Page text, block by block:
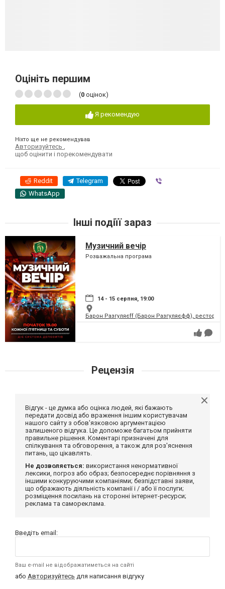
Оцініть першим
(0 оцінок)
Я рекомендую
Ніхто ще не рекомендував
Авторизуйтесь
щоб оцінити і порекомендувати
Reddit Telegram
WhatsApp
Інші подіїї зараз
Музичний вечір
Розважальна програма
14 - 15 серпня, 19:00
Барон Разгуляєff (Барон Разгуляєфф),
Рецензія
Відгук - це думка або оцінка людей, які бажають
передати досвід або враження іншим користувачам
нашого сайту з обов'язковою аргументацією
залишеного відгука. Це допоможе багатьом прийняти
правильне рішення. Коментарі призначені для
спілкування та обговорення, а також для роз'яснення
питань, що цікавлять.
Не дозволяється: використання ненормативної
лексики, погроз або образ; безпосереднє порівняння з
іншими конкуруючими компаніями; безпідставні заяви,
що ображають діяльність компанії і / або її послуги;
розміщення посилань на сторонні інтернет-ресурси;
реклама та самореклама.
Введіть email:
Ваш e-mail не відображатиметься на сайті
або Авторизуйтесь для написання відгуку